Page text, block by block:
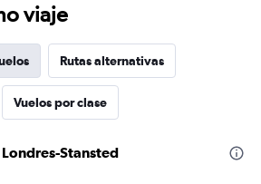
viaje
Rutas alternativas
Vuelos por clase
Stansted